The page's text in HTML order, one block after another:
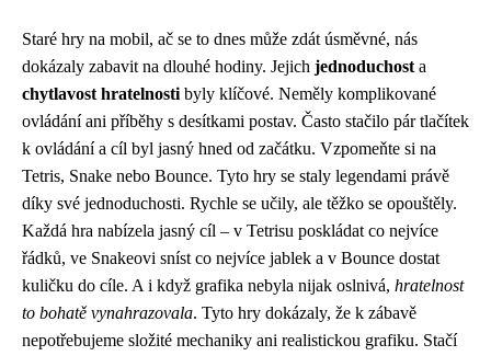
Staré hry na mobil, ač se to dnes může zdát úsměvné, nás
dokázaly zabavit na dlouhé hodiny. Jejich jednoduchost a
chytlavost hratelnosti byly klíčové. Neměly komplikované
ovládání ani příběhy s desítkami postav. Často stačilo pár tlačítek
k ovládání a cíl byl jasný hned od začátku. Vzpomeňte si na
Tetris, Snake nebo Bounce. Tyto hry se staly legendami právě
díky své jednoduchosti. Rychle se učily, ale těžko se opouštěly.
Každá hra nabízela jasný cíl – v Tetrisu poskládat co nejvíce
řádků, ve Snakeovi sníst co nejvíce jablek a v Bounce dostat
kuličku do cíle. A i když grafika nebyla nijak oslnivá, hratelnost
to bohatě vynahrazovala. Tyto hry dokázaly, že k zábavě
nepotřebujeme složité mechaniky ani realistickou grafiku. Stačí